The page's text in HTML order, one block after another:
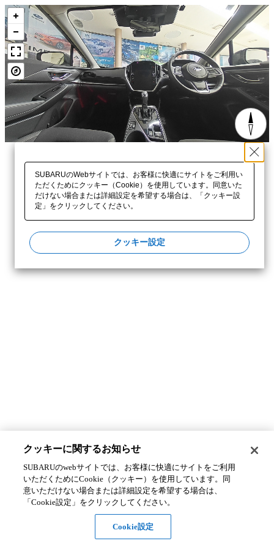
SUBARUのWebサイトでは、お客様に快適にサイトをご利用い
ただくためにクッキー（Cookie）を使用しています。同意いた
だけない場合または詳細設定を希望する場合は、「クッキー設
定」をクリックしてください。​
クッキー設定
クッキーに関するお知らせ​
SUBARUのwebサイトでは、お客様に快適にサイトをご利用
いただくためにCookie（クッキー）を使用しています。​ 同
意いただけない場合または詳細設定を希望する場合は、
「Cookie設定」をクリックしてください。​
Cookie設定